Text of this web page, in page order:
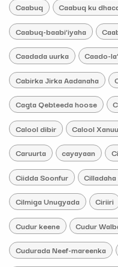
Caabuq Caabuq ku
Caabuq-baabi’iyaha
Caadada uurka Caado-
Cabirka Jirka Aadanaha
Cagta Qebteeda hoose
Calool dibir Calool
Caruurta cayayaan
Ciidda Soonfur
Cilmiga Unugyada Ciriiri
Cudur keene Cudur
Cudurada Neef-mareenka